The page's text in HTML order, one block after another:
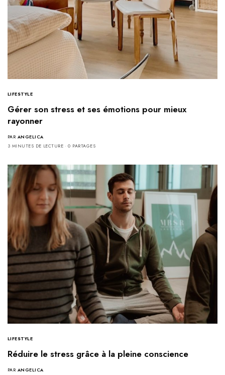
LIFESTYLE
Gérer son stress et ses émotions pour mieux
rayonner
PAR ANGELICA
3 MINUTES DE LECTURE
0 PARTAGES
LIFESTYLE
Réduire le stress grâce à la pleine conscience
PAR ANGELICA